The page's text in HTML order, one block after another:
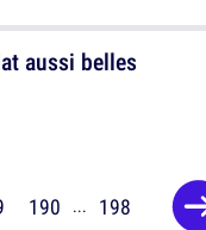
aussi belles
190 ... 198